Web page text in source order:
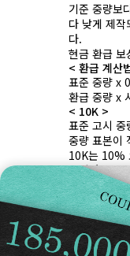
기준 중량보
다 낮게 제
다.
현금 환급 보
< 환급 계산
표준 중량 x
환급 중량 x
< 10K >
표준 고시
중량 표본이
10K는 10%
< 실버 >
실버는 보증
고객센터